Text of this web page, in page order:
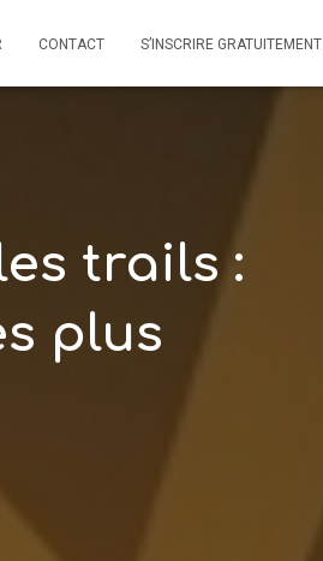
CONTACT S’INSCRIRE GRATUITEMENT
trails :
plus